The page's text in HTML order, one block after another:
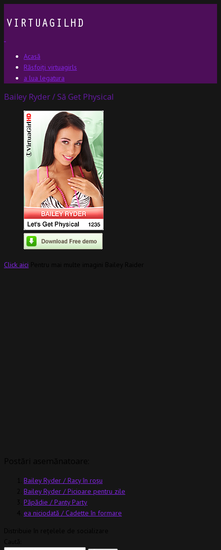
Acasă
Răsfoiți virtuagirls
a lua legatura
Bailey Ryder / Să Get Physical
Click aici
Bailey Ryder / Racy în roșu
Bailey Ryder / Picioare pentru zile
Păpădie / Panty Party
ea niciodată / Cadette în formare